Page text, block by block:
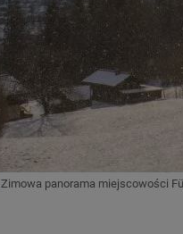
Zimowa panorama miejscowości